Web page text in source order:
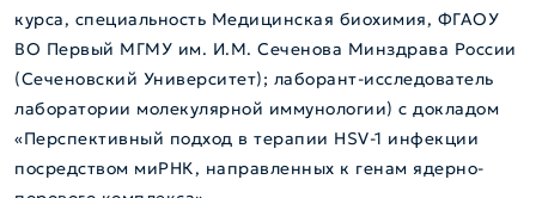
курса, специальность Медицинская биохимия, ФГАОУ
ВО Первый МГМУ им. И.М. Сеченова Минздрава России
(Сеченовский Университет); лаборант-исследователь
лаборатории молекулярной иммунологии) с докладом
«Перспективный подход в терапии HSV-1 инфекции
посредством миРНК, направленных к генам ядерно-